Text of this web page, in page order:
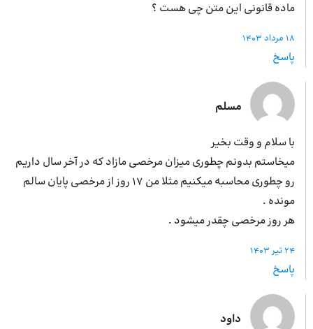
ماده قانونی این متن چی هست ؟
18 مرداد 1403
پاسخ
مسلم
با سلام و وقت بخیر
میخاستم بدونم چطوری میزان مرخصی مازاد که در آخر سال داریم
رو چطوری محاسبه میکنیم مثلا من ۱۷ روز از مرخصی پایان سالم
مونده .
هر روز مرخصی چقدر میشود .
24 تیر 1403
پاسخ
داود